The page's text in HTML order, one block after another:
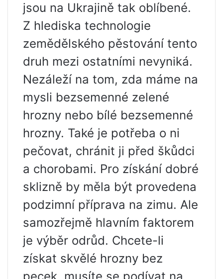
jsou na Ukrajině tak oblíbené.
Z hlediska technologie
zemědělského pěstování tento
druh mezi ostatními nevyniká.
Nezáleží na tom, zda máme na
mysli bezsemenné zelené
hrozny nebo bílé bezsemenné
hrozny. Také je potřeba o ni
pečovat, chránit ji před škůdci
a chorobami. Pro získání dobré
sklizně by měla být provedena
podzimní příprava na zimu. Ale
samozřejmě hlavním faktorem
je výběr odrůd. Chcete-li
získat skvělé hrozny bez